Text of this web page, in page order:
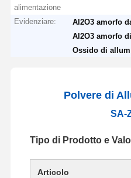
alimentazione
Evidenziare: Al2O3 amorfo
Al2O3 amorfo
Ossido di
Polvere di
SA-
Tipo di Prodotto e
Articolo